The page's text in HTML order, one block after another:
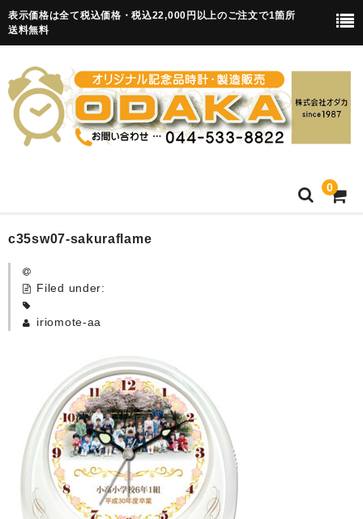
表示価格は全て税込価格・税込22,000円以上のご注文で1箇所
送料無料
0
HOME
卒園記念品
カード付フォトフレームクロック(集合)
目覚まし時計(集合＋個別)
メロディ時計(集合)
音声時計(集合)
目覚まし時計(個別)
c35sw07-sakuraflame
Filed under:
iriomote-aa